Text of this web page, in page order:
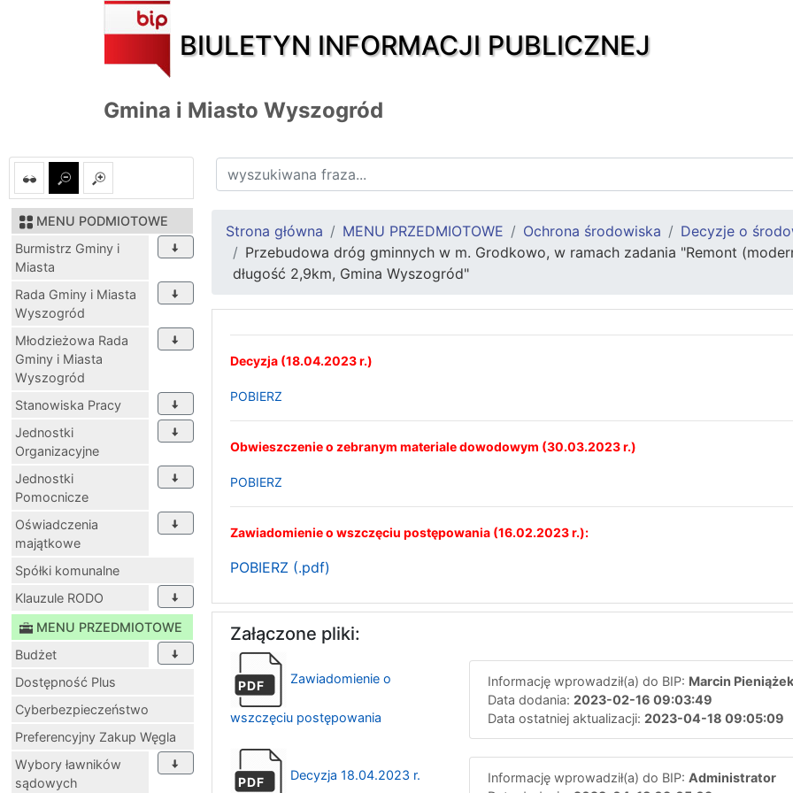
BIULETYN INFORMACJI PUBLICZNEJ
Gmina i Miasto Wyszogród
MENU PODMIOTOWE
Burmistrz Gminy i
Miasta
Rada Gminy i Miasta
Wyszogród
Młodzieżowa Rada
Gminy i Miasta
Wyszogród
Stanowiska Pracy
Jednostki
Organizacyjne
Jednostki
Pomocnicze
Oświadczenia
majątkowe
Spółki komunalne
Klauzule RODO
MENU PRZEDMIOTOWE
Budżet
Dostępność Plus
Cyberbezpieczeństwo
Preferencyjny Zakup Węgla
Wybory ławników
sądowych
Strona główna MENU PRZEDMIOTOWE Ochrona środowiska
Decyzje o
Przebudowa dróg gminnych w m. Grodkowo, w ramach zadania "Remont
długość 2,9km, Gmina Wyszogród"
Decyzja (18.04.2023 r.)
POBIERZ
Obwieszczenie o zebranym materiale dowodowym (30.03.2023 r.)
POBIERZ
Zawiadomienie o wszczęciu postępowania (16.02.2023 r.):
POBIERZ (.pdf)
Załączone pliki:
PDF
Zawiadomienie o
wszczęciu postępowania
Informację wprowadził(a) do BIP: Marcin Pieniążek
Data dodania: 2023-02-16 09:03:49
Data ostatniej aktualizacji: 2023-04-18 09:05:09
PDF
Decyzja 18.04.2023 r. Informację wprowadził(a) do BIP: Administrator